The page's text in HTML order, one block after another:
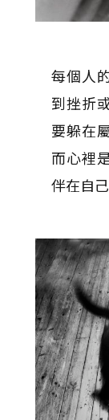
每個人
到挫折
要躲在
而心裡
伴在自